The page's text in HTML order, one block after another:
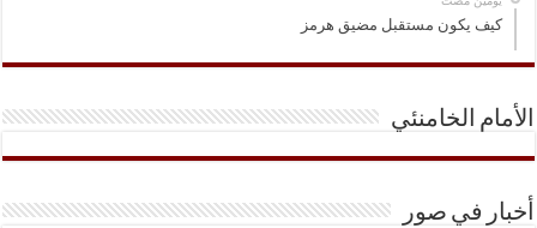
كيف يكون مستقبل مضيق هرمز
الأمام الخامنئي
أخبار في صور